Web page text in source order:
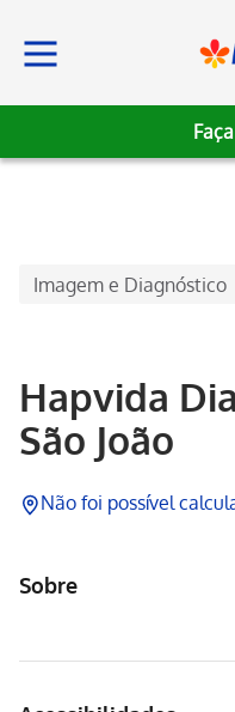
Imagem e Diagnóstico
Hapvida
São João
Não foi possível
Sobre